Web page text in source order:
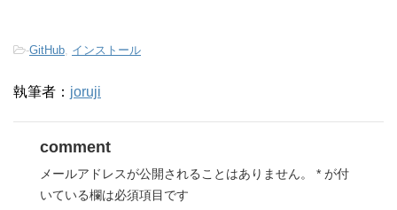
-GitHub インストール
執筆者： joruji
comment
メールアドレスが公開されることはありません。 * が付
いている欄は必須項目です